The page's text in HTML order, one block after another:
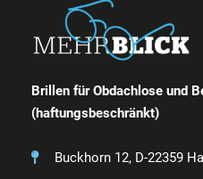
Brillen für Obdachlose und
(haftungsbeschränkt)
Buckhorn 12, D-22359